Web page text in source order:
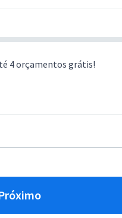
4 orçamentos grátis!